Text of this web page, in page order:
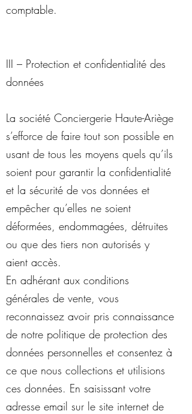
comptable.
III – Protection et confidentialité des
données
La société Conciergerie Haute-Ariège
s’efforce de faire tout son possible en
usant de tous les moyens quels qu’ils
soient pour garantir la confidentialité
et la sécurité de vos données et
empêcher qu’elles ne soient
déformées, endommagées, détruites
ou que des tiers non autorisés y
aient accès.
En adhérant aux conditions
générales de vente, vous
reconnaissez avoir pris connaissance
de notre politique de protection des
données personnelles et consentez à
ce que nous collections et utilisions
ces données. En saisissant votre
adresse email sur le site internet de